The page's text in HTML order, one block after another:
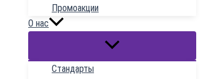
Промоакции
О нас
Стандарты